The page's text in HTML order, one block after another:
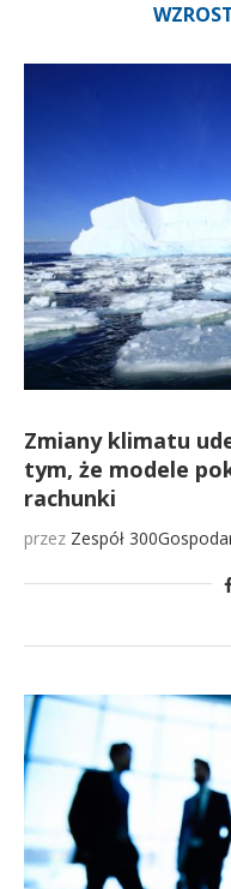
Zmiany klimatu
tym, że modele
rachunki
przez Zespół